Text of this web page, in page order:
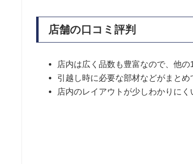
店舗の口コミ評判
店内は広く品数も豊富なので、他
引越し時に必要な部材などがまとめ
店内のレイアウトが少しわかりに